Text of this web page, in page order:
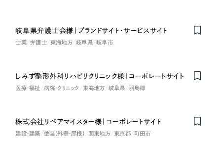
岐阜県弁護士会様｜ブランドサイト・サービスサイト
士業 弁護士 東海地方 岐阜県 岐阜市
しみず整形外科リハビリクリニック様｜コーポレートサイト
医療・福祉 病院・クリニック 東海地方 岐阜県 羽島郡
株式会社リペアマイスター様｜コーポレートサイト
建設・建築 塗装（外壁・屋根） 関東地方 東京都 町田市